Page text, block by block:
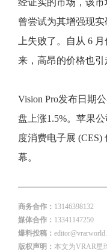
曾尝试为其增强现
上失败了。自从 6
来，高昂的价格也引
Vision Pro发布日期
盘上涨1.5%。苹果
度消费电子展
幕。
商务合作： 13146398132
媒体合作： 13341147250
爆料投稿：
版权声明： 本文为VRAR星